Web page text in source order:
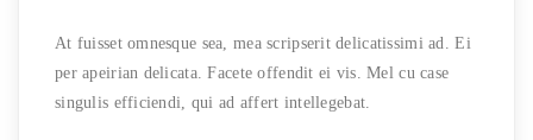
At fuisset omnesque sea, mea scripserit delicatissimi ad. Ei
per apeirian delicata. Facete offendit ei vis. Mel cu case
singulis efficiendi, qui ad affert intellegebat.